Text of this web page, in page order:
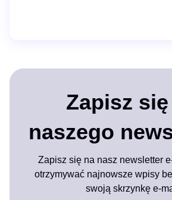
Zapisz
naszego
Zapisz się na nasz newsletter
otrzymywać najnowsze wpisy
swoją skrzynkę e-